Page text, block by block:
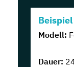
Beispiel
Modell:
Dauer: